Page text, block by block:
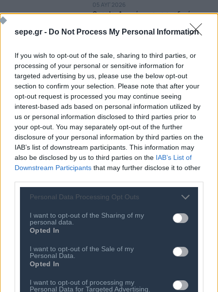
sepe.gr - Do Not Process My Personal Information
If you wish to opt-out of the sale, sharing to third parties, or
processing of your personal or sensitive information for
targeted advertising by us, please use the below opt-out
section to confirm your selection. Please note that after your
opt-out request is processed you may continue seeing
interest-based ads based on personal information utilized by
us or personal information disclosed to third parties prior to
your opt-out. You may separately opt-out of the further
disclosure of your personal information by third parties on the
IAB’s list of downstream participants. This information may
also be disclosed by us to third parties on the IAB’s List of
Downstream Participants that may further disclose it to other
Personal Data Processing Opt Outs
I want to opt-out of the Sharing of my
personal data.
Opted In
I want to opt-out of the Sale of my
Personal Data.
Opted In
I want to opt-out of processing my
Personal Data for Targeted Advertising.
05 ΑΥΓ 2026
Google: Αντιμέτωπη με ομαδική
αγωγή 5 δισ. λιρών στο Ηνωμένο
Βασίλειο
Ο «νονός της AI» φοβάται ότι η
τεχνητή νοημοσύνη θα αποκτήσει
δικούς της στόχους
05 ΑΥΓ 2026
Παγκόσμια Τράπεζα: Η AI μπορεί να
αλλάξει την πορεία της ανάπτυξης
στις αναδυόμενες οικονομίες
05 ΑΥΓ 2026
270.000 κυβερνοεπιθέσεις με
«δόλωμα» ταξιδιωτικά brands σε έναν
χρόνο
05 ΑΥΓ 2026
κορυφαίες στρατηγικές